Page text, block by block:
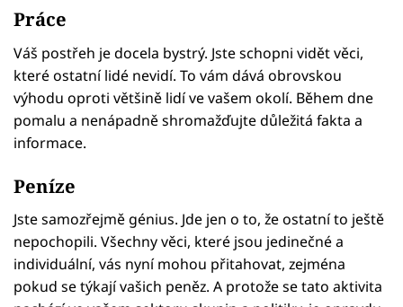
Práce
Váš postřeh je docela bystrý. Jste schopni vidět věci,
které ostatní lidé nevidí. To vám dává obrovskou
výhodu oproti většině lidí ve vašem okolí. Během dne
pomalu a nenápadně shromažďujte důležitá fakta a
informace.
Peníze
Jste samozřejmě génius. Jde jen o to, že ostatní to ještě
nepochopili. Všechny věci, které jsou jedinečné a
individuální, vás nyní mohou přitahovat, zejména
pokud se týkají vašich peněz. A protože se tato aktivita